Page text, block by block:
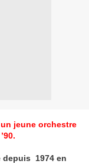
un jeune orchestre
depuis 1974 en